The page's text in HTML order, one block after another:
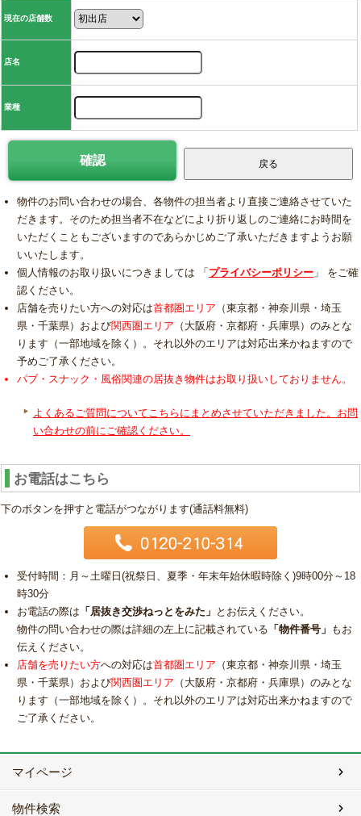
現在の店舗数
店名
業種
物件のお問い合わせの場合、各物件の担当者より直接ご連絡させていた
だきます。そのため担当者不在などにより折り返しのご連絡にお時間を
いただくこともございますのであらかじめご了承いただきますようお願
いいたします。
個人情報のお取り扱いにつきましては 「 プライバシーポリシー 」 をご確
認ください。
店舗を売りたい方への対応は首都圏エリア （東京都・神奈川県・埼玉
県・千葉県）および関西圏エリア （大阪府・京都府・兵庫県）のみとな
ります（一部地域を除く）。それ以外のエリアは対応出来かねますので
予めご了承ください。
パブ・スナック・風俗関連の居抜き物件はお取り扱いしておりません。
よくあるご質問についてこちらにまとめさせていただきました。お問
い合わせの前にご確認ください。
お電話はこちら
下のボタンを押すと電話がつながります(通話料無料)
受付時間：月～土曜日(祝祭日、夏季・年末年始休暇時除く)9時00分～18
時30分
お電話の際は 「居抜き交渉ねっとをみた」 とお伝えください。
物件の問い合わせの際は詳細の左上に記載されている 「物件番号」 もお
伝えください。
店舗を売りたい方への対応は首都圏エリア （東京都・神奈川県・埼玉
県・千葉県）および関西圏エリア （大阪府・京都府・兵庫県）のみとな
ります（一部地域を除く）。それ以外のエリアは対応出来かねますので
ご了承ください。
マイページ
物件検索